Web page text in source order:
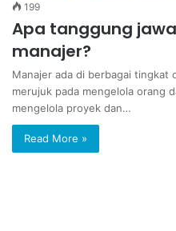
199
Apa tanggung
manajer?
Manajer ada di berbagai tingkat
merujuk pada mengelola orang
mengelola proyek dan…
Read More »